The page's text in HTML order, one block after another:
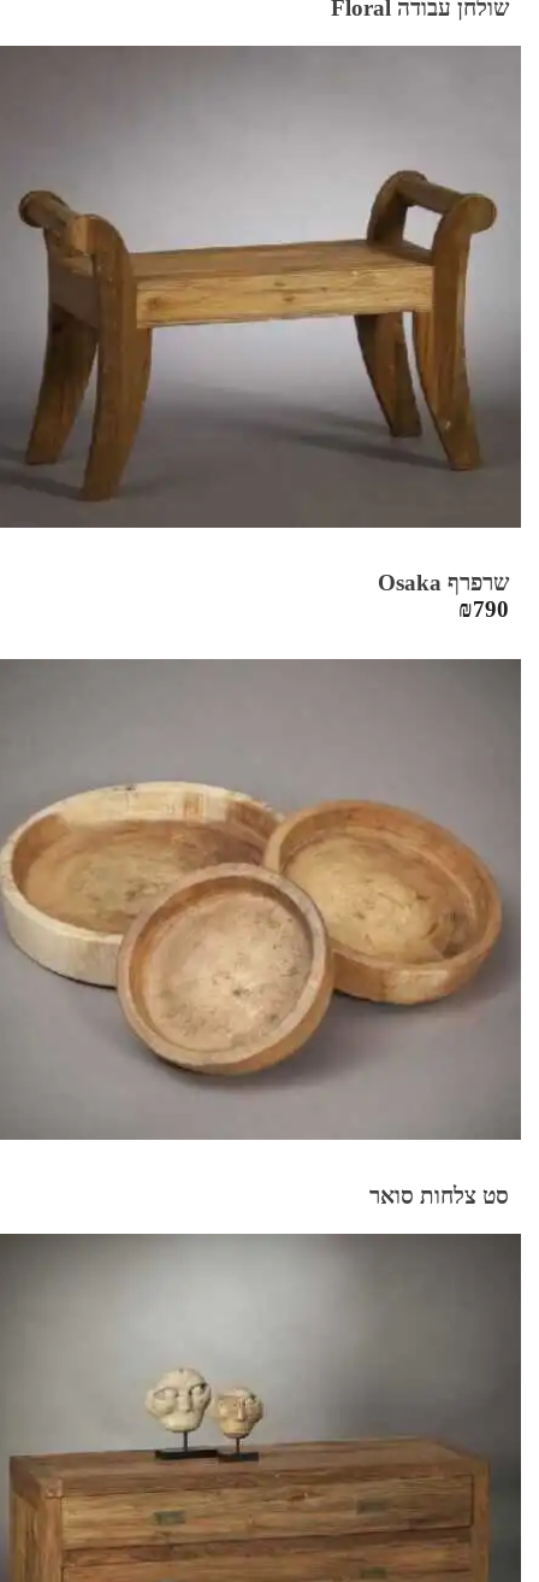
שולחן עבודה Floral
שרפרף Osaka
₪790
סט צלחות סואר